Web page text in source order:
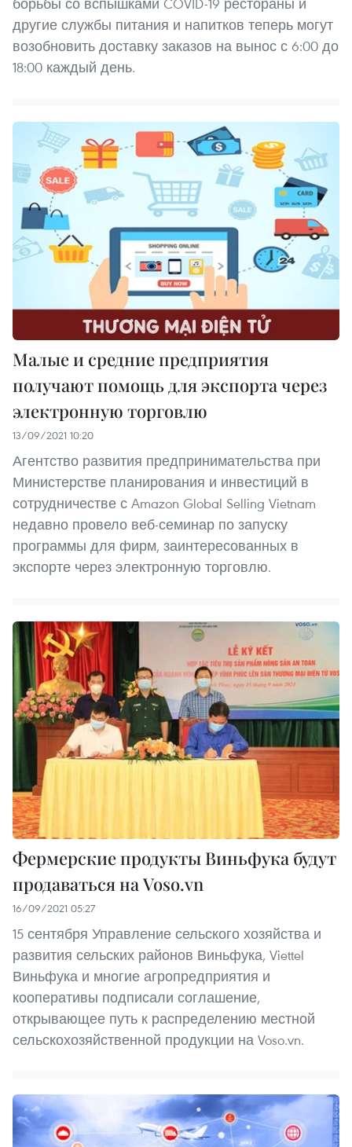
борьбы со вспышками COVID-19 рестораны и
другие службы питания и напитков теперь могут
возобновить доставку заказов на вынос с 6:00 до
18:00 каждый день.
Малые и средние предприятия
получают помощь для экспорта через
электронную торговлю
13/09/2021 10:20
Агентство развития предпринимательства при
Министерстве планирования и инвестиций в
сотрудничестве с Amazon Global Selling Vietnam
недавно провело веб-семинар по запуску
программы для фирм, заинтересованных в
экспорте через электронную торговлю.
Фермерские продукты Виньфука будут
продаваться на Voso.vn
16/09/2021 05:27
15 сентября Управление сельского хозяйства и
развития сельских районов Виньфука, Viettel
Виньфука и многие агропредприятия и
кооперативы подписали соглашение,
открывающее путь к распределению местной
сельскохозяйственной продукции на Voso.vn.